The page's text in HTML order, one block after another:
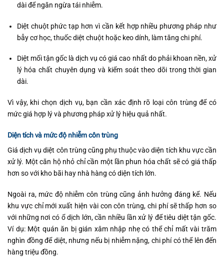
dài để ngăn ngừa tái nhiễm.
Diệt chuột phức tạp hơn vì cần kết hợp nhiều phương pháp như
bẫy cơ học, thuốc diệt chuột hoặc keo dính, làm tăng chi phí.
Diệt mối tận gốc là dịch vụ có giá cao nhất do phải khoan nền, xử
lý hóa chất chuyên dụng và kiểm soát theo dõi trong thời gian
dài.
Vì vậy, khi chọn dịch vụ, bạn cần xác định rõ loại côn trùng để có
mức giá hợp lý và phương pháp xử lý hiệu quả nhất.
Diện tích và mức độ nhiễm côn trùng
Giá dịch vụ diệt côn trùng cũng phụ thuộc vào diện tích khu vực cần
xử lý. Một căn hộ nhỏ chỉ cần một lần phun hóa chất sẽ có giá thấp
hơn so với kho bãi hay nhà hàng có diện tích lớn.
Ngoài ra, mức độ nhiễm côn trùng cũng ảnh hưởng đáng kể. Nếu
khu vực chỉ mới xuất hiện vài con côn trùng, chi phí sẽ thấp hơn so
với những nơi có ổ dịch lớn, cần nhiều lần xử lý để tiêu diệt tận gốc.
Ví dụ: Một quán ăn bị gián xâm nhập nhẹ có thể chỉ mất vài trăm
nghìn đồng để diệt, nhưng nếu bị nhiễm nặng, chi phí có thể lên đến
hàng triệu đồng.